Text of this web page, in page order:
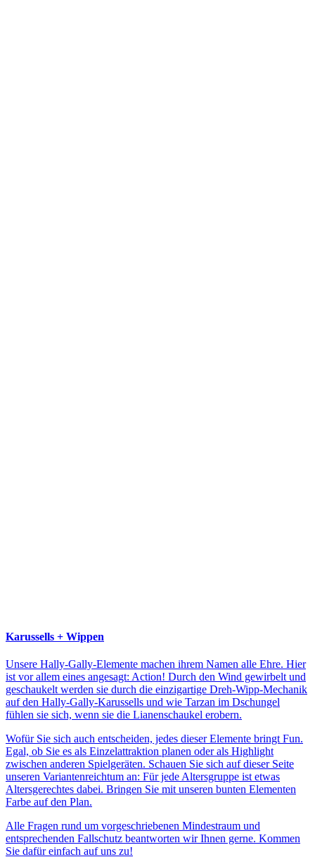
Karussells + Wippen
Unsere Hally-Gally-Elemente machen ihrem Namen alle Ehre. Hier
ist vor allem eines angesagt: Action! Durch den Wind gewirbelt und
geschaukelt werden sie durch die einzigartige Dreh-Wipp-Mechanik
auf den Hally-Gally-Karussells und wie Tarzan im Dschungel
fühlen sie sich, wenn sie die Lianenschaukel erobern.
Wofür Sie sich auch entscheiden, jedes dieser Elemente bringt Fun.
Egal, ob Sie es als Einzelattraktion planen oder als Highlight
zwischen anderen Spielgeräten. Schauen Sie sich auf dieser Seite
unseren Variantenreichtum an: Für jede Altersgruppe ist etwas
Altersgerechtes dabei. Bringen Sie mit unseren bunten Elementen
Farbe auf den Plan.
Alle Fragen rund um vorgeschriebenen Mindestraum und
entsprechenden Fallschutz beantworten wir Ihnen gerne. Kommen
Sie dafür einfach auf uns zu!